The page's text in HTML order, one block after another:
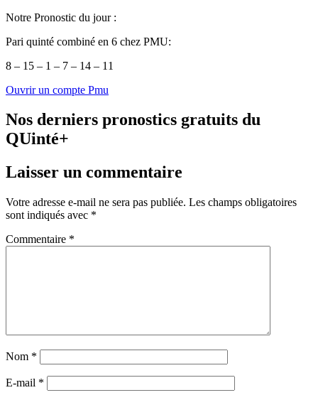
Notre Pronostic du jour :
Pari quinté combiné en 6 chez PMU:
8 – 15 – 1 – 7 – 14 – 11
Ouvrir un compte Pmu
Nos derniers pronostics gratuits du
QUinté+
Laisser un commentaire
Votre adresse e-mail ne sera pas publiée. Les champs obligatoires
sont indiqués avec *
Commentaire *
Nom *
E-mail *